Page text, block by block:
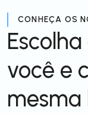
CONHEÇA OS
você e
mesma